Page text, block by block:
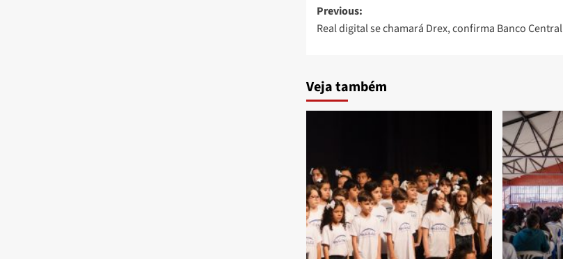
Post
navigation
Previous:
Real digital se chamará Drex, confirma Banco Central
Veja também